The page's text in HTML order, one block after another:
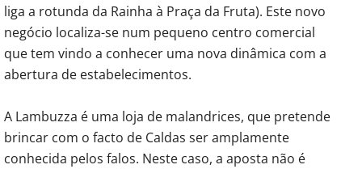
liga a rotunda da Rainha à Praça da Fruta). Este novo
negócio localiza-se num pequeno centro comercial
que tem vindo a conhecer uma nova dinâmica com a
abertura de estabelecimentos.
A Lambuzza é uma loja de malandrices, que pretende
brincar com o facto de Caldas ser amplamente
conhecida pelos falos. Neste caso, a aposta não é